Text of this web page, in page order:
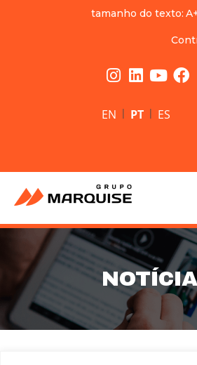
tamanho do texto:
EN | PT | ES